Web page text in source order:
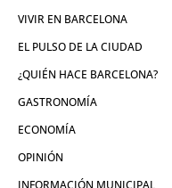
VIVIR EN BARCELONA
EL PULSO DE LA CIUDAD
¿QUIÉN HACE BARCELONA?
GASTRONOMÍA
ECONOMÍA
OPINIÓN
INFORMACIÓN MUNICIPAL